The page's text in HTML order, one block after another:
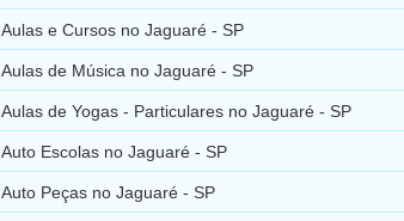
Aulas e Cursos no Jaguaré - SP
Aulas de Música no Jaguaré - SP
Aulas de Yogas - Particulares no Jaguaré - SP
Auto Escolas no Jaguaré - SP
Auto Peças no Jaguaré - SP